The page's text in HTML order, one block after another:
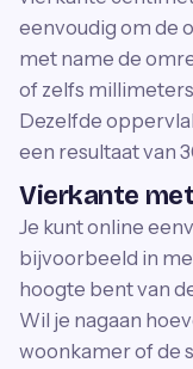
eenvoudig om de
met name de
of zelfs
Dezelfde
een resultaat van
Vierkante
Je kunt online
bijvoorbeeld in
hoogte bent van
Wil je nagaan
woonkamer of de